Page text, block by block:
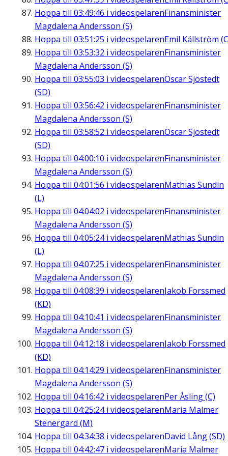
Hoppa till 03:49:46 i videospelarenFinansminister
Magdalena Andersson (S)
Hoppa till 03:51:25 i videospelarenEmil Källström
Hoppa till 03:53:32 i videospelarenFinansminister
Magdalena Andersson (S)
Hoppa till 03:55:03 i videospelarenOscar Sjöstedt
(SD)
Hoppa till 03:56:42 i videospelarenFinansminister
Magdalena Andersson (S)
Hoppa till 03:58:52 i videospelarenOscar Sjöstedt
(SD)
Hoppa till 04:00:10 i videospelarenFinansminister
Magdalena Andersson (S)
Hoppa till 04:01:56 i videospelarenMathias Sundin
(L)
Hoppa till 04:04:02 i videospelarenFinansminister
Magdalena Andersson (S)
Hoppa till 04:05:24i videospelarenMathias Sundin
(L)
Hoppa till 04:07:25 i videospelarenFinansminister
Magdalena Andersson (S)
Hoppa till 04:08:39 i videospelarenJakob Forssmed
(KD)
Hoppa till 04:10:41 i videospelarenFinansminister
Magdalena Andersson (S)
Hoppa till 04:12:18 i videospelarenJakob Forssmed
(KD)
Hoppa till 04:14:29 i videospelarenFinansminister
Magdalena Andersson (S)
Hoppa till 04:16:42 i videospelarenPer Åsling (C)
Hoppa till 04:25:24i videospelarenMaria Malmer
Stenergard (M)
Hoppa till 04:34:38 i videospelarenDavid Lång (SD)
Hoppa till 04:42:47 i videospelarenMaria Malmer